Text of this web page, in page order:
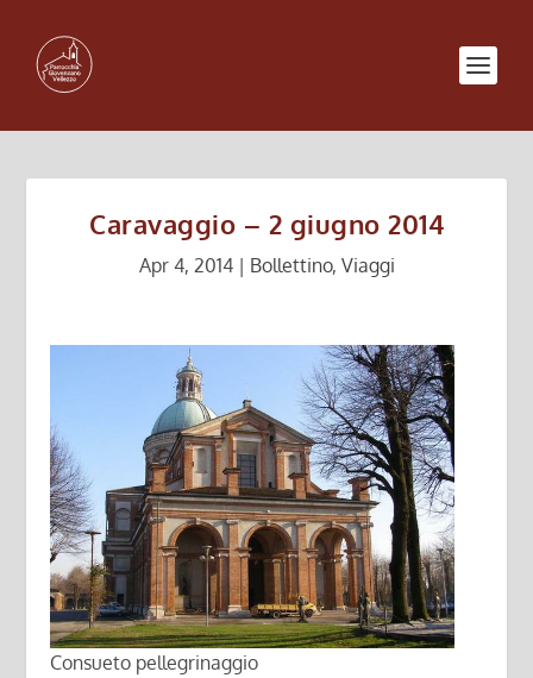
Caravaggio – 2 giugno 2014
Apr 4, 2014| Bollettino, Viaggi
Consueto pellegrinaggio